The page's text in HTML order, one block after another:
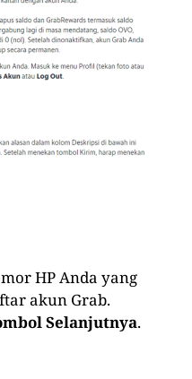
HP Anda yang
akun Grab.
Selanjutnya.